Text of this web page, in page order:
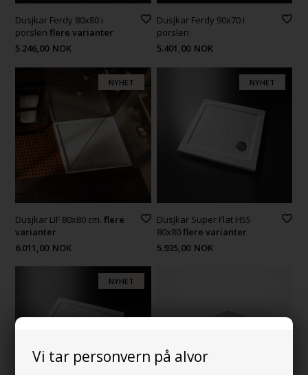
Vi tar personvern på alvor
Dusjkar Ferdy 80x80 i
porslenflere varianter
5.246,00 NOK
Dusjkar Ferdy 90x70 i
porslen
5.401,00 NOK
NYHET
Dusjkar LIF 80x80 cm.flere
varianter
6.011,00 NOK
NYHET
Dusjkar Super Flat H55
80x80flere varianter
5.935,00 NOK
NYHET